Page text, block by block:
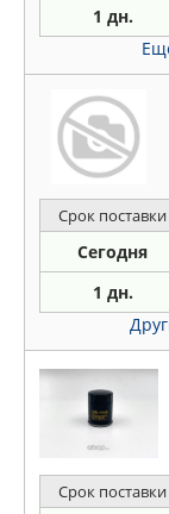
1 дн.
Срок поставки
Сегодня
1 дн.
Срок поставки